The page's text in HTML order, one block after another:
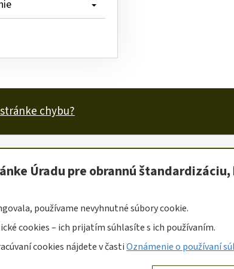
chybu?
osobných údajov Vyhlásenie o prístupnosti
je Úrad pre obrannú štandardizáciu, kodifikáciu a
Aplikácie |Redakčný systém: Drupal
Úradu pre obrannú
používame nevyhnutné súbory cookie.
cookies – ich prijatím súhlasíte s ich používaním.
cookies nájdete v častiOznámenie o používaní